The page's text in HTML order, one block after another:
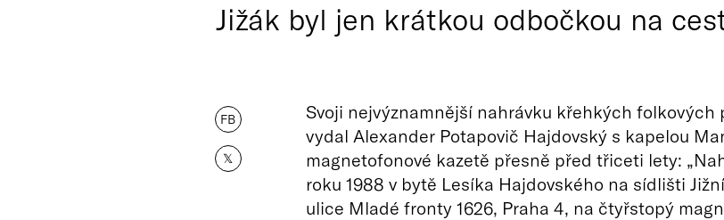
Jižák byl jen krátkou odbočkou na
FB
𝕏
Svoji nejvýznamnější nahrávku křehkých folkových
vydal Alexander Potapovič Hajdovský s kapelou
magnetofonové kazetě přesně před třiceti lety:
roku 1988 v bytě Lesíka Hajdovského na sídlišti
ulice Mladé fronty 1626, Praha 4, na čtyřstopý